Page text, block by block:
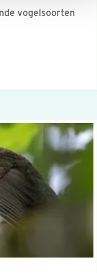
vogelsoorten